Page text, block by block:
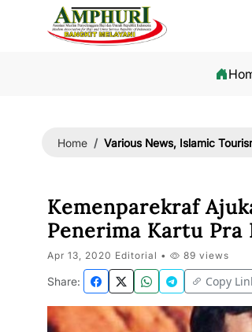
Home Various News, Islamic
Kemenparekraf
Penerima Kartu Pra
Apr 13, 2020 Editorial • 89 views
Share: Copy